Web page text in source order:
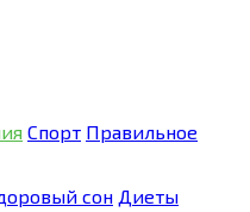
Спорт Правильное
сон Диеты